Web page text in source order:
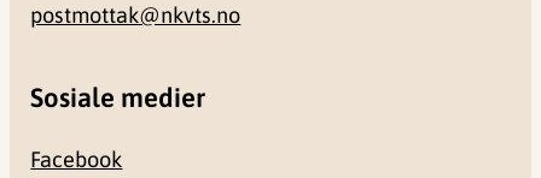
postmottak@nkvts.no
Sosiale medier
Facebook